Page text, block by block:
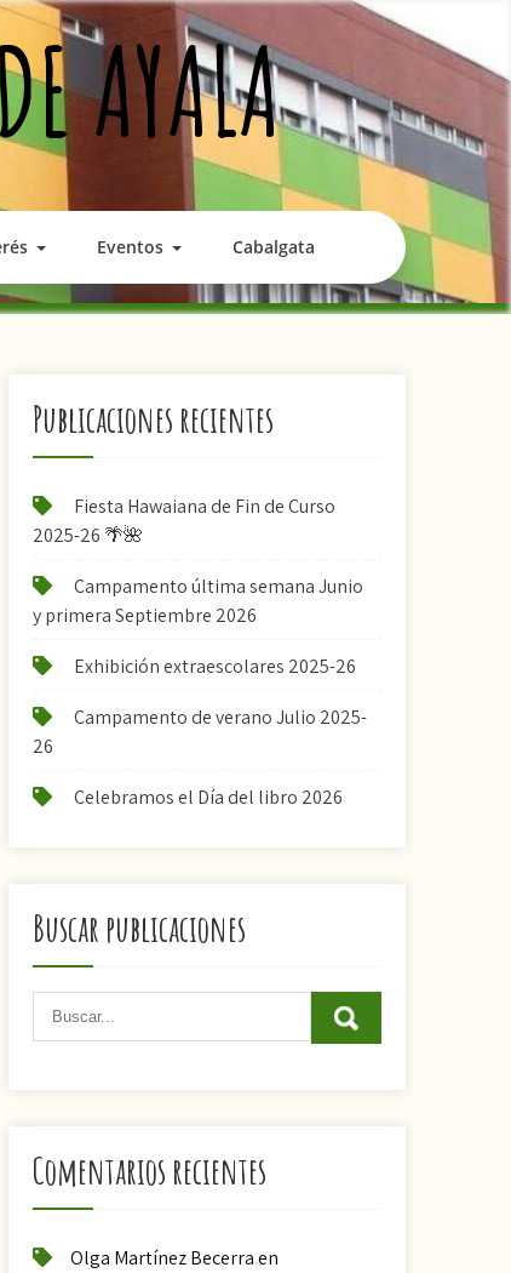
AYALA
Eventos Cabalgata
Publicaciones recientes
Fiesta Hawaiana de Fin de Curso
2025-26 🌴🌺
Campamento última semana Junio
y primera Septiembre 2026
Exhibición extraescolares 2025-26
Campamento de verano Julio 2025-
26
Celebramos el Día del libro 2026
Buscar publicaciones
Comentarios recientes
Olga Martínez Becerraen